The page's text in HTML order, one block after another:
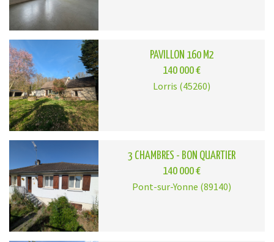
PAVILLON 160 M2
140 000 €
Lorris (45260)
3 CHAMBRES - BON QUARTIER
140 000 €
Pont-sur-Yonne (89140)